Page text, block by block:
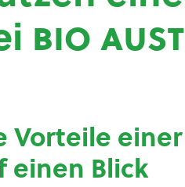
bio
Vorteile einer
einen Blick